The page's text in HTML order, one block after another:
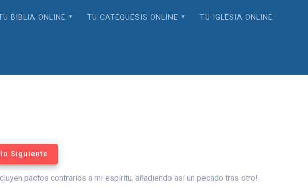
BIBLIA ONLINE TU CATEQUESIS ONLINE TU IGLESIA ONLINE
Siguiente
pactos contrarios a mi espíritu. añadiendo así un pecado tras otro!